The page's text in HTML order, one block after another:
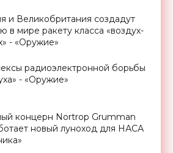
и Великобритания создадут
в мире ракету класса «воздух-
- «Оружие»
радиоэлектронной борьбы
- «Оружие»
концерн Nortrop Grumman
новый луноход для НАСА